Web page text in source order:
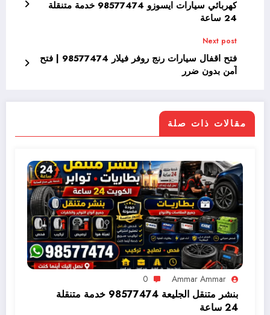
كهربائي سيارات ايسوزو 98577474 خدمة متنقلة
24 ساعة
Next post
فتح اقفال سيارات رنج روفر فيلار 98577474 | فتح
آمن بدون ضرر
مقالات ذات صلة
Ammar Ammar
0
بنشر متنقل الجليعة 98577474 خدمة متنقلة
24 ساعة